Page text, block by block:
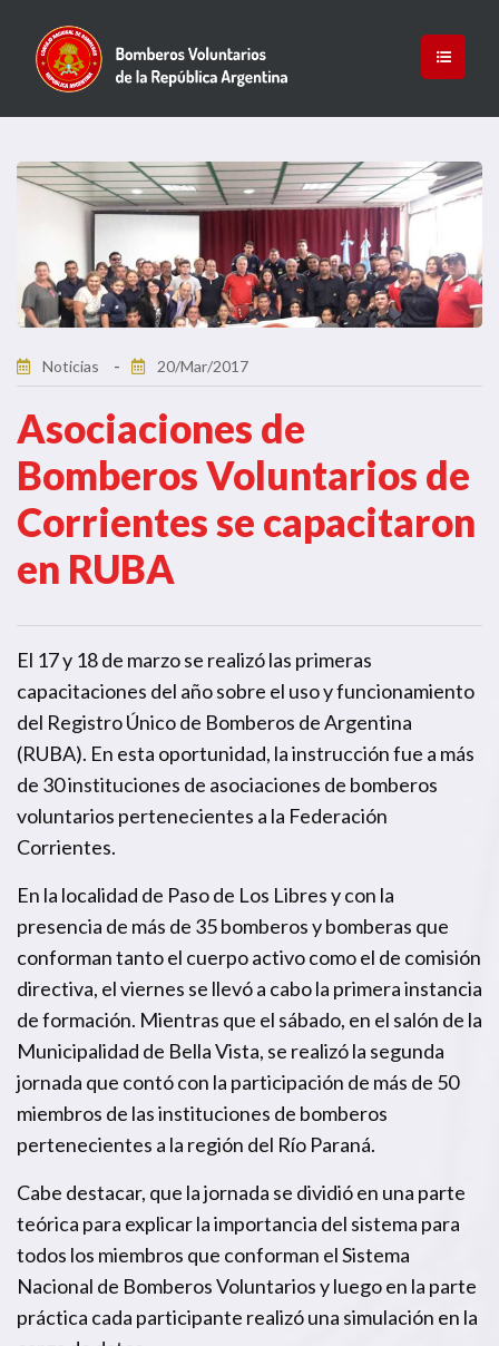
Noticias 20/Mar/2017
Asociaciones de
Bomberos Voluntarios de
Corrientes se capacitaron
en RUBA
El 17 y 18 de marzo se realizó las primeras
capacitaciones del año sobre el uso y funcionamiento
del Registro Único de Bomberos de Argentina
(RUBA). En esta oportunidad, la instrucción fue a más
de 30 instituciones de asociaciones de bomberos
voluntarios pertenecientes a la Federación
Corrientes.
En la localidad de Paso de Los Libres y con la
presencia de más de 35 bomberos y bomberas que
conforman tanto el cuerpo activo como el de comisión
directiva, el viernes se llevó a cabo la primera instancia
de formación. Mientras que el sábado, en el salón de la
Municipalidad de Bella Vista, se realizó la segunda
jornada que contó con la participación de más de 50
miembros de las instituciones de bomberos
pertenecientes a la región del Río Paraná.
Cabe destacar, que la jornada se dividió en una parte
teórica para explicar la importancia del sistema para
todos los miembros que conforman el Sistema
Nacional de Bomberos Voluntarios y luego en la parte
práctica cada participante realizó una simulación en la